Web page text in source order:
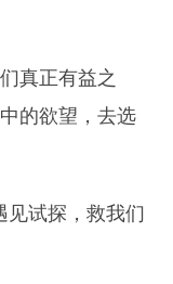
真正有益之
的欲望，去选
见试探，救我们